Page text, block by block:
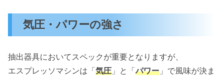
気圧・パワーの強さ
抽出器具においてスペックが重要となりますが、
エスプレッソマシンは「 気圧 」と「 パワー 」で風味が決ま